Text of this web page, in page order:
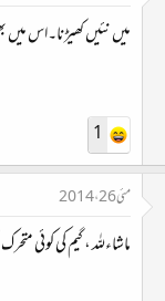
میں نئیں کھیڑنا۔اس میں
1
مئی 26، 2014
ماشاءللہ ، گیم کی کوئی